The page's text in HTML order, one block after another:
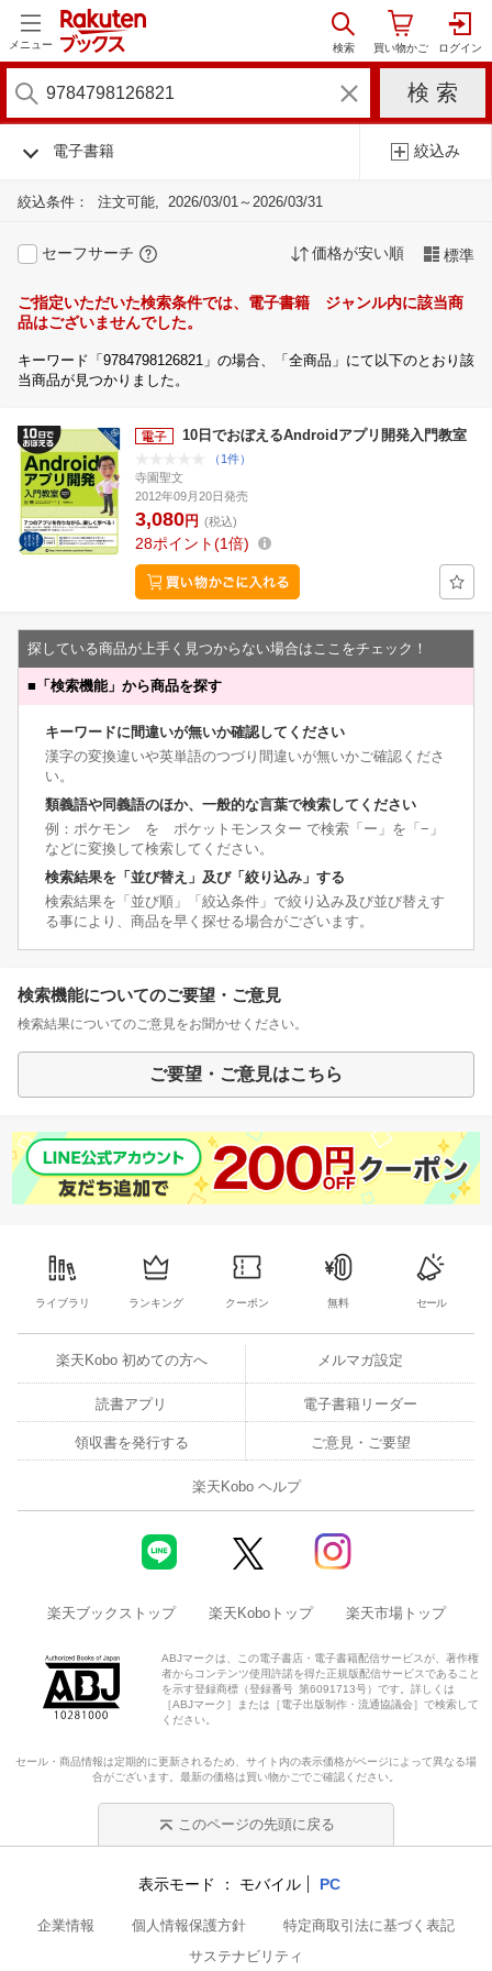
メニュー
電子書籍 絞込み
絞込条件： 注文可能 2026/03/01～2026/03/31
セーフサーチ 価格が安い順 標準
ご指定いただいた検索条件では、電子書籍 ジャンル内に該当商
品はございませんでした。
キーワード「9784798126821」の場合、「全商品」にて以下のとおり該
当商品が見つかりました。
10日でおぼえるAndroidアプリ開発入門教室
（1件）
寺園聖文
2012年09月20日発売
3,080円 (税込)
28ポイント 1倍
探している商品が上手く見つからない場合はここをチェック！
■ 「検索機能」から商品を探す
キーワードに間違いが無いか確認してください
漢字の変換違いや英単語のつづり間違いが無いかご確認くださ
い。
類義語や同義語のほか、一般的な言葉で検索してください
例：ポケモン を ポケットモンスター で検索「ー」を「−」
などに変換して検索してください。
検索結果を「並び替え」及び「絞り込み」する
検索結果を「並び順」「絞込条件」で絞り込み及び並び替えす
る事により、商品を早く探せる場合がございます。
検索機能についてのご要望・ご意見
検索結果についてのご意見をお聞かせください。
ご要望・ご意見はこちら
ライブラリ ランキング クーポン 無料 セール
楽天Kobo 初めての方へ メルマガ設定
読書アプリ 電子書籍リーダー
領収書を発行する ご意見・ご要望
楽天Kobo ヘルプ
楽天ブックストップ 楽天Koboトップ 楽天市場トップ
ABJマークは、この電子書店・電子書籍配信サービスが、著作権
者からコンテンツ使用許諾を得た正規版配信サービスであること
を示す登録商標（登録番号 第6091713号）です。詳しくは
［ABJマーク］または［電子出版制作・流通協議会］で検索して
ください。
セール・商品情報は定期的に更新されるため、サイト内の表示価格がページによって異なる場
合がございます。最新の価格は買い物かごでご確認ください。
このページの先頭に戻る
表示モード モバイル PC
企業情報 個人情報保護方針
特定商取引法に基づく表記
サステナビリティ